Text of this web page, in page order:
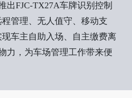
出FJC-TX27A车牌识别控制
管理、无人值守、移动支
车主自助入场、自主缴费离
力，为车场管理工作带来便